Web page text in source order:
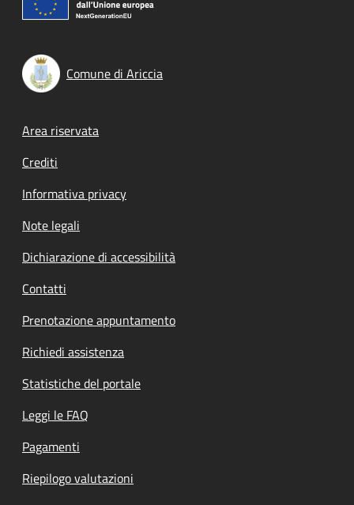
Comune di Ariccia
Footer menu
Area riservata
Crediti
Informativa privacy
Note legali
Dichiarazione di accessibilità
Contatti
Prenotazione appuntamento
Richiedi assistenza
Statistiche del portale
Leggi le FAQ
Pagamenti
Riepilogo valutazioni